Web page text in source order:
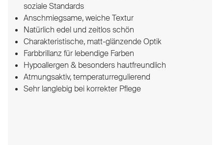
soziale Standards
Anschmiegsame, weiche Textur
Natürlich edel und zeitlos schön
Charakteristische, matt-glänzende Optik
Farbbrillanz für lebendige Farben
Hypoallergen & besonders hautfreundlich
Atmungsaktiv, temperaturregulierend
Sehr langlebig bei korrekter Pflege